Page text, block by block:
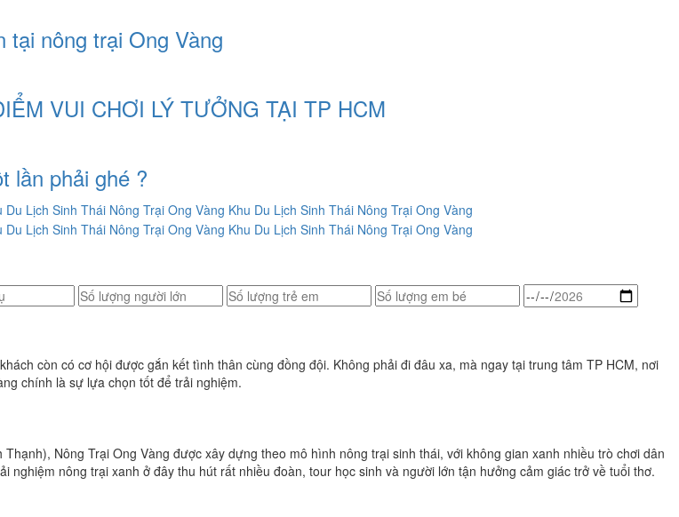
nông trại Ong Vàng
VUI CHƠI LÝ TƯỞNG TẠI TP HCM
lần phải ghé ?
còn có cơ hội được gắn kết tình thân cùng đồng đội. Không phải đi đâu xa, mà ngay tại trung tâm TP HCM, nơi
chính là sự lựa chọn tốt để trải nghiệm.
Nông Trại Ong Vàng được xây dựng theo mô hình nông trại sinh thái, với không gian xanh nhiều trò chơi dân
nông trại xanh ở đây thu hút rất nhiều đoàn, tour học sinh và người lớn tận hưởng cảm giác trở về tuổi thơ.